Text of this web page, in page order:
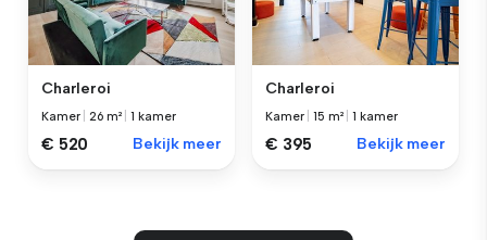
Charleroi
Kamer |26 m² |1 kamer
€ 520 Bekijk meer
Charleroi
Kamer |15 m² |1 kamer
€ 395 Bekijk meer